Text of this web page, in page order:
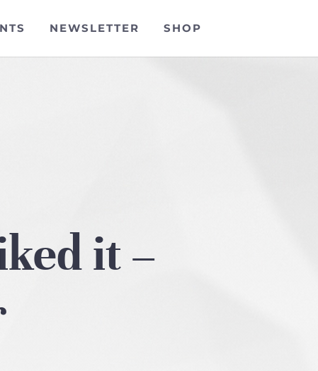
NEWSLETTER SHOP
it –